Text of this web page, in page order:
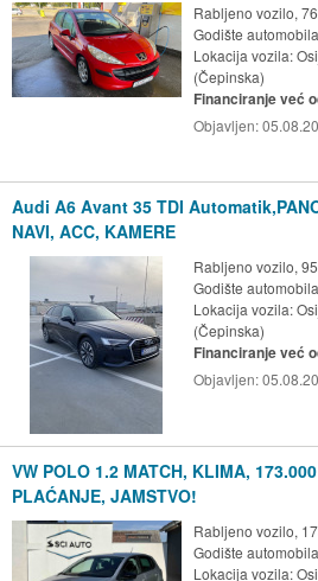
Rabljeno vozilo,
Godište
Lokacija vozila:
(Čepinska)
Financiranje već
Objavljen:
Audi A6 Avant 35 TDI
NAVI, ACC, KAMERE
Rabljeno vozilo,
Godište
Lokacija vozila:
(Čepinska)
Financiranje već
Objavljen:
VW POLO 1.2 MATCH, KLIMA,
PLAĆANJE, JAMSTVO!
Rabljeno vozilo,
Godište
Lokacija vozila: